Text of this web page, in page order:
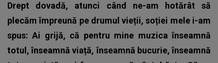
Drept dovadă, atunci când ne-am hotărât să
plecăm împreună pe drumul vieții, soției mele i-am
spus: Ai grijă, că pentru mine muzica înseamnă
totul, înseamnă viață, înseamnă bucurie, înseamnă